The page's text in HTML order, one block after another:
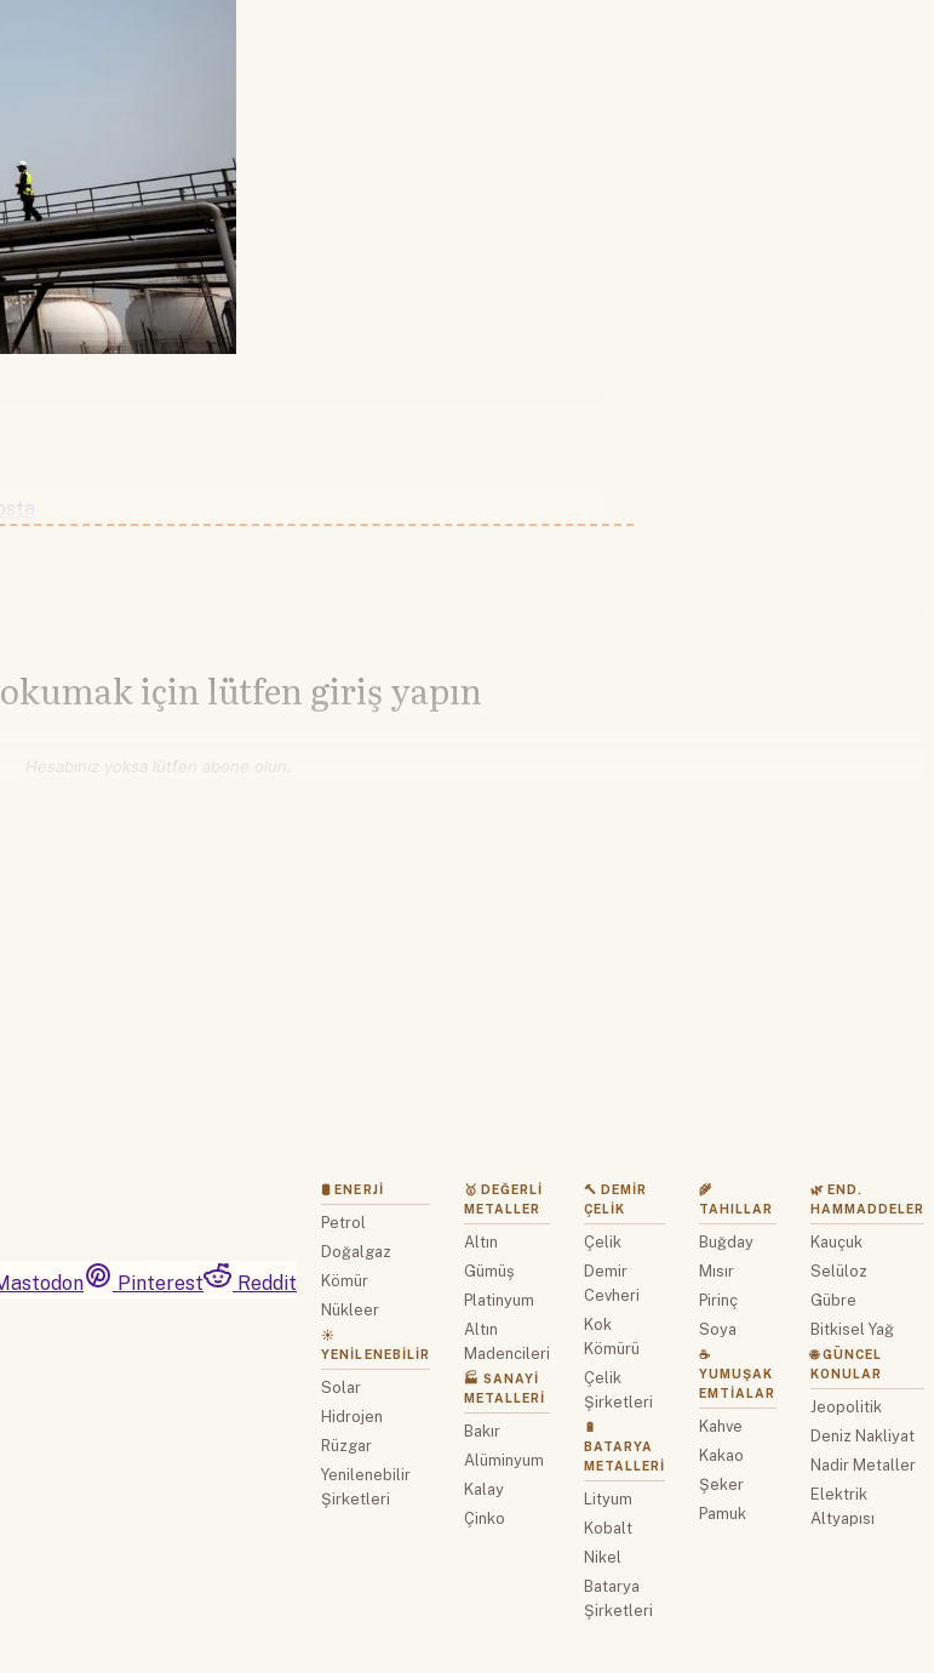
okumak için lütfen giriş yapın
Hesabınız yoksa lütfen abone olun.
Pinterest
Reddit
🛢 ENERJI
Petrol
Doğalgaz
Kömür
Nükleer
☀️
YENILENEBILIR
Solar
Hidrojen
Rüzgar
Yenilenebilir
Şirketleri
🥇 DEĞERLI
METALLER
Altın
Gümüş
Platinyum
Altın
Madencileri
🏭 SANAYI
METALLERI
Bakır
Alüminyum
Kalay
Çinko
🔨 DEMIR
ÇELIK
Çelik
Demir
Cevheri
Kok
Kömürü
Çelik
Şirketleri
🔋
BATARYA
METALLERI
Lityum
Kobalt
Nikel
Batarya
Şirketleri
🌾
TAHILLAR
Buğday
Mısır
Pirinç
Soya
☕
YUMUŞAK
EMTIALAR
Kahve
Kakao
Şeker
Pamuk
🌿 END.
HAMMADDELER
Kauçuk
Selüloz
Gübre
Bitkisel Yağ
🌐 GÜNCEL
KONULAR
Jeopolitik
Deniz Nakliyat
Nadir Metaller
Elektrik
Altyapısı